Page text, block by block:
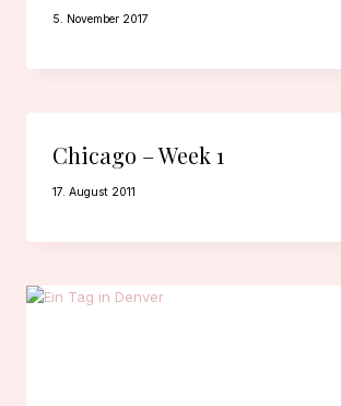
5. November 2017
Chicago – Week 1
17. August 2011